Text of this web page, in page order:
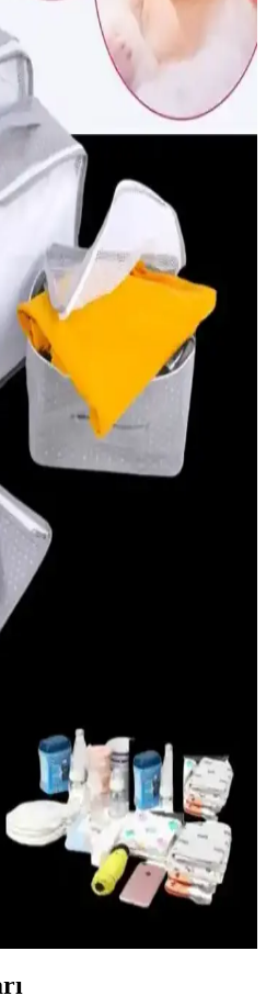
Kozmetik ve Estetikte
Özellikleri
kozmetik alanında yeni trendler
kullanım pratikliğiyle öne çıkıyor.
ürünler, hem çocuklar hem de stil
Hassas Ciltler İçin
ve doğal temizlik sağlar, göz
tercihidir, cildi nemlendirir ve
ihtiyaçlarına uygun çözümler
ve Bebekler İçin Neden
tasarımıyla bebeklerin güvenli
kullanımıyla ebeveynlere kolaylık
Kremi: Hassas
ve Özellikleri
Kremi, yüksek SPF 50 ile hassas
korur, doğal içeriklerle formüle
Yeni Anneler İçin
çantasında bulunması gereken
pratik öneriler bu rehberde detaylı
Rehberi: Yeni Doğan ve
Olanlar
temel ihtiyaçları organize eden
doğum sürecini stressiz ve